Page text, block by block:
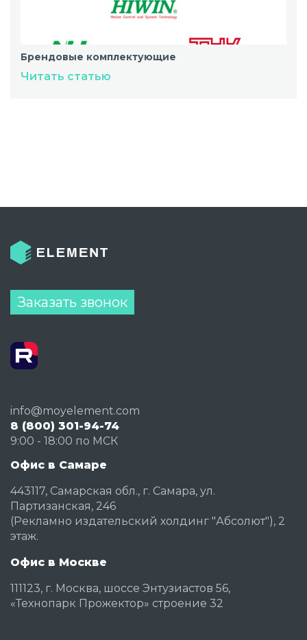
Брендовые комплектующие
Читать статью
Заказать звонок
info@moyelement.com
8 (800) 301-94-74
9:00 - 18:00 по МСК
Офис в Самаре
443117, Самарская обл., г. Самара, ул.
Партизанская, 246
(Рекламно издательский холдинг "Абсолют"), 2
этаж.
Офис в Москве
111123, г. Москва, шоссе Энтузиастов 56,
«Технопарк Прожектор» строение 32